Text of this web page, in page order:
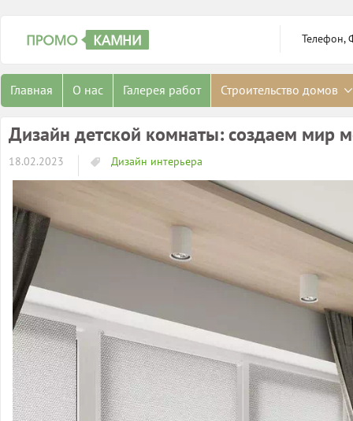
Телефон,
Главная О нас Галерея работ Строительство домов
Дизайн детской комнаты: создаем мир
18.02.2023 Дизайн интерьера